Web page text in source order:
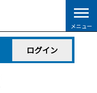
メニュー
ログイン